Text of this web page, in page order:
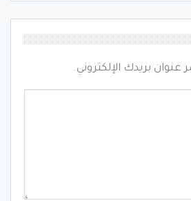
عنوان بريدك الإلكتروني.